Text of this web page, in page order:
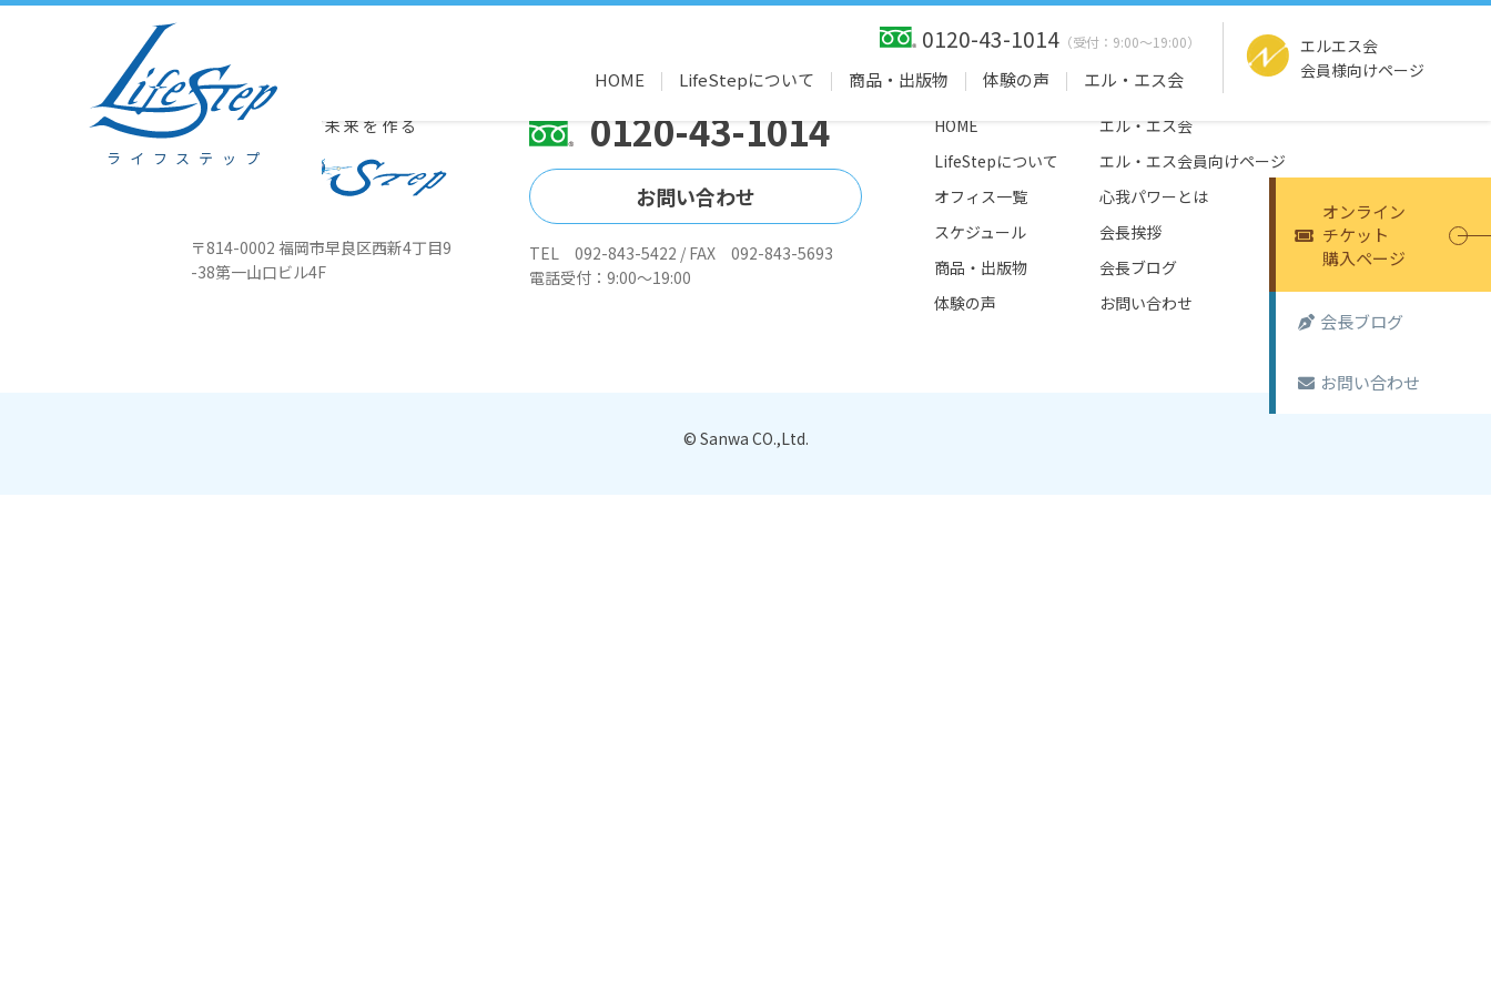
ライフステップ
0120-43-1014
HOME LifeStepについて 商品・出版物 体験の声 エル・エス会
エルエス会
会員様向けページ
オンライン
チケット
購入ページ
会長ブログ
お問い合わせ
2/26 本部は心我力活用セミナー、八幡オフィスは健やかセミナーです
豊かな心が未来を作る
〒814-0002 福岡市早良区西新4丁目9
-38第一山口ビル4F
0120-43-1014
お問い合わせ
TEL 092-843-5422 / FAX 092-843-5693
電話受付：9:00～19:00
HOME
エル・エス会
LifeStepについて
エル・エス会員向けページ
オフィス一覧
心我パワーとは
スケジュール
会長挨拶
商品・出版物
会長ブログ
体験の声
お問い合わせ
© Sanwa CO.,Ltd.